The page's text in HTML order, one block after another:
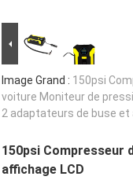
Image Grand : 150psi
voiture Moniteur de
2 adaptateurs de buse et
150psi Compresseur
affichage LCD